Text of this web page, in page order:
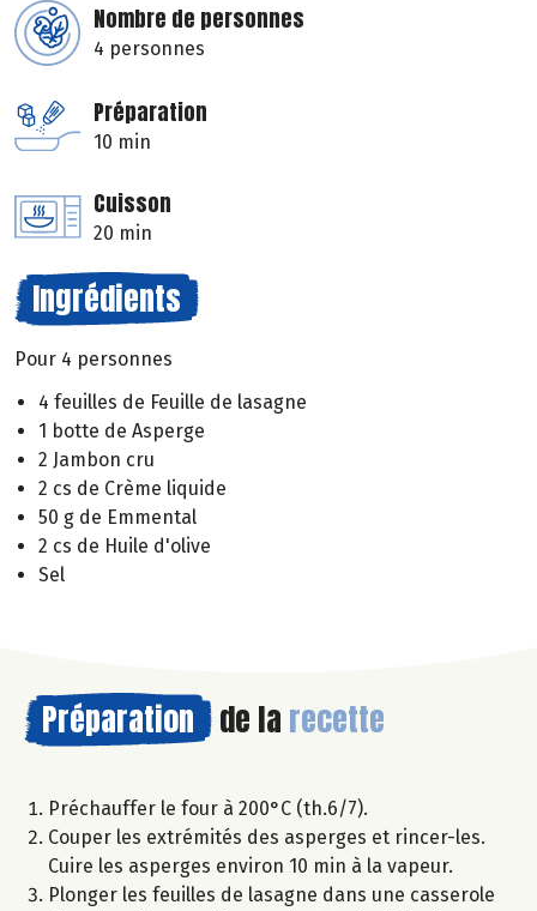
Nombre de personnes
4 personnes
Préparation
10 min
Cuisson
20 min
Ingrédients
Pour 4 personnes
4 feuilles de Feuille de lasagne
1 botte de Asperge
2 Jambon cru
2 cs de Crème liquide
50 g de Emmental
2 cs de Huile d'olive
Sel
Préparation de la recette
Préchauffer le four à 200°C (th.6/7).
Couper les extrémités des asperges et rincer-les.
Cuire les asperges environ 10 min à la vapeur.
Plonger les feuilles de lasagne dans une casserole